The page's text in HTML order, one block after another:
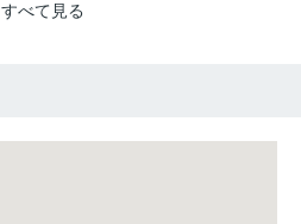
すべて見る